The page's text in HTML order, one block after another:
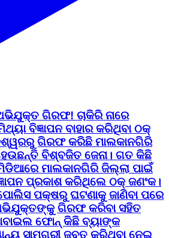
ଗିରଫ! ଚାକିରି ନାରେ
ବିଜ୍ଞାପନ ବାହାର କରିଥିବା ଠକ୍
ଗିରଫ କରିଛି ମାଲକାନଗିରି
ବିଶ୍ବଜିତ ଜେନା। ଗତ କିଛି
ମାଲକାନଗିରି ଜିଲ୍ଲା ପାଇଁ
ପ୍ରକାଶ କରିଥିଲେ ଠକ୍ ଜଣଂକ।
ପକ୍ଷରୁ ଘଟଣାକୁ ଜାଣିବା ପରେ
ଗିରଫ କରିବା ସହିତ
ଫୋନ୍ କିଛି ବ୍ୟାଙ୍କ
ସାମଗ୍ରୀ ଜବତ କରିଥିବା ନେଇ